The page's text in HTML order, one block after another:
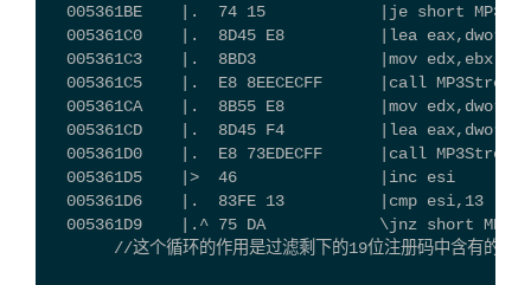
005361BE    |.  74 15            |je short
005361C0    |.  8D45 E8          |lea
005361C3    |.  8BD3             |mov edx,ebx
005361C5    |.  E8 8EECECFF      |call
005361CA    |.  8B55 E8          |mov
005361CD    |.  8D45 F4          |lea
005361D0    |.  E8 73EDECFF      |call
005361D5    |>  46               |inc esi
005361D6    |.  83FE 13          |cmp esi,13
005361D9    |.^ 75 DA            \jnz short
//这个循环的作用是过滤剩下的19位注册码中含有的字